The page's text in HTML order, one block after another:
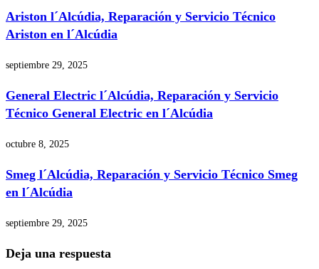
Ariston l´Alcúdia, Reparación y Servicio Técnico
Ariston en l´Alcúdia
septiembre 29, 2025
General Electric l´Alcúdia, Reparación y Servicio
Técnico General Electric en l´Alcúdia
octubre 8, 2025
Smeg l´Alcúdia, Reparación y Servicio Técnico Smeg
en l´Alcúdia
septiembre 29, 2025
Deja una respuesta